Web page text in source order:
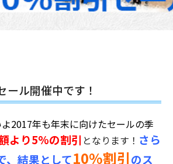
ル開催中です！
2017年も年末に向けたセールの季
より5%の割引 となります！ さら
、結果として10%割引のス